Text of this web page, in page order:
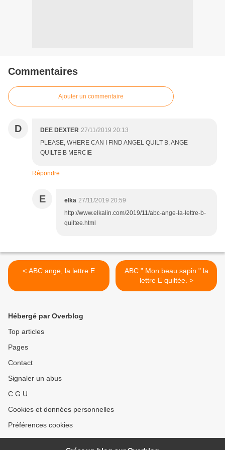
Commentaires
Ajouter un commentaire
D DEE DEXTER 27/11/2019 20:13
PLEASE, WHERE CAN I FIND ANGEL QUILT B, ANGE
QUILTE B MERCIE
Répondre
E elka 27/11/2019 20:59
http://www.elkalin.com/2019/11/abc-ange-la-lettre-b-
quiltee.html
< ABC ange, la lettre E
ABC " Mon beau sapin " la
lettre E quiltée. >
Hébergé par Overblog
Top articles
Pages
Contact
Signaler un abus
C.G.U.
Cookies et données personnelles
Préférences cookies